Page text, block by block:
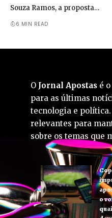
Souza Ramos, a proposta…
6 MIN READ
O Jornal Apostas é
para as últimas
tecnologia e
relevantes para
sobre os temas que
o